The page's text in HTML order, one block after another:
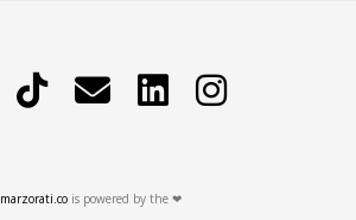
TikTok Contattami LinkedIn
marzorati.cois powered by the ❤